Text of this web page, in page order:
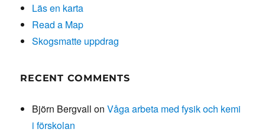
Läs en karta
Read a Map
Skogsmatte uppdrag
RECENT COMMENTS
Björn Bergvall onVåga arbeta med fysik och kemi
i förskolan